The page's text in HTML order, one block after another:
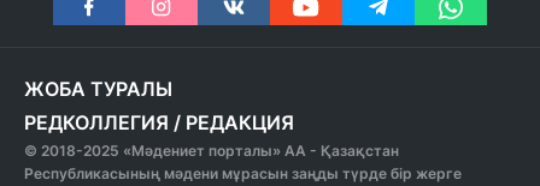
ЖОБА ТУРАЛЫ
РЕДКОЛЛЕГИЯ / РЕДАКЦИЯ
© 2018-2025 «Мәдениет порталы» АА - Қазақстан
Республикасының мәдени мұрасын заңды түрде бір жерге